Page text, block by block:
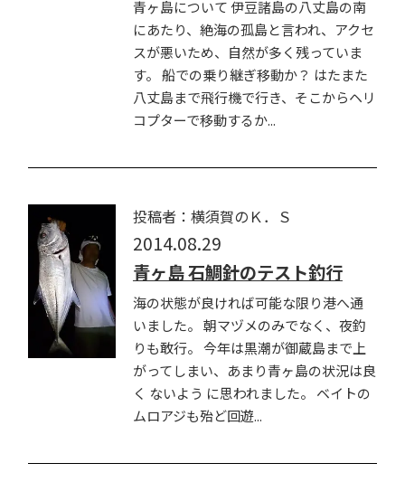
青ヶ島について 伊豆諸島の八丈島の南
にあたり、絶海の孤島と言われ、アクセ
スが悪いため、自然が多く残っていま
す。 船での乗り継ぎ移動か？ はたまた
八丈島まで飛行機で行き、そこからヘリ
コプターで移動するか...
投稿者：横須賀のＫ．Ｓ
2014.08.29
青ヶ島 石鯛針のテスト釣行
海の状態が良ければ可能な限り港へ通
いました。 朝マヅメのみでなく、夜釣
りも敢行。 今年は黒潮が御蔵島まで上
がってしまい、あまり青ヶ島の状況は良
く ないよう に思われました。 ベイトの
ムロアジも殆ど回遊...